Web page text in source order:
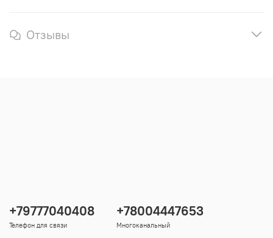
Отзывы
+79777040408
Телефон для связи
+78004447653
Многоканальный